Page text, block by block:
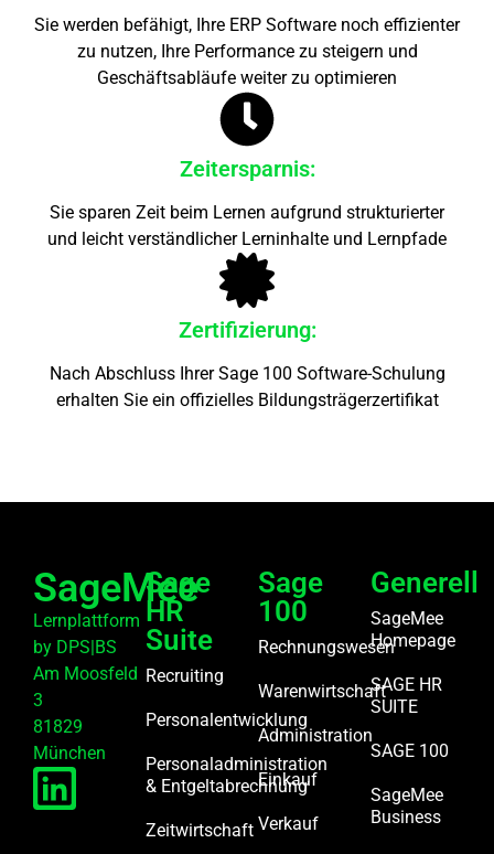
Sie werden befähigt, Ihre ERP Software noch effizienter
zu nutzen, Ihre Performance zu steigern und
Geschäftsabläufe weiter zu optimieren
Zeitersparnis:
Sie sparen Zeit beim Lernen aufgrund strukturierter
und leicht verständlicher Lerninhalte und Lernpfade
Zertifizierung:
Nach Abschluss Ihrer Sage 100 Software-Schulung
erhalten Sie ein offizielles Bildungsträgerzertifikat
SageMee
Lernplattform
by DPS|BS
Am Moosfeld
3
81829
München
Sage
HR
Suite
Recruiting
Personalentwicklung
Personaladministration
& Entgeltabrechnung
Zeitwirtschaft
Sage
100
Rechnungswesen
Warenwirtschaft
Administration
Einkauf
Verkauf
Generell
SageMee
Homepage
SAGE HR
SUITE
SAGE 100
SageMee
Business